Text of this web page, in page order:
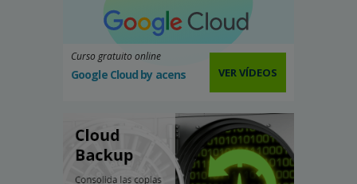
Curso gratuito online
Google Cloud by acens VER VÍDEOS